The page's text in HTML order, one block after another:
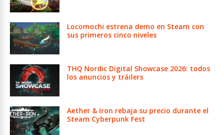
Locomochi estrena demo en Steam con
sus primeros cinco niveles
THQ Nordic Digital Showcase 2026: todos
los anuncios y tráilers
Aether & Iron rebaja su precio durante el
Steam Cyberpunk Fest